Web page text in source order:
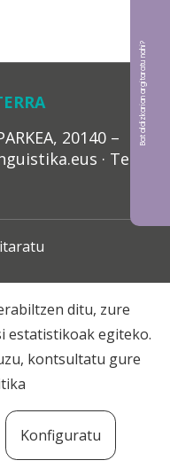
20140 –
· Tel.:
Klusterra
ditu, zure
estatistikoak egiteko.
kontsultatu gure
Konfiguratu
Bat aldizkarian argitaratu nahi?